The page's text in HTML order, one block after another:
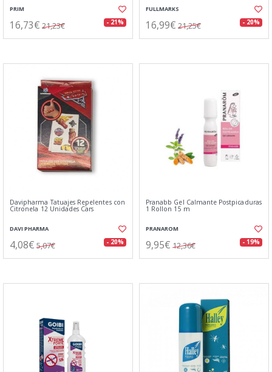
PRIM
16,73€ 21,23€ - 21%
FULLMARKS
16,99€ 21,25€ - 20%
Davipharma Tatuajes Repelentes con
Citronela 12 Unidades Cars
DAVI PHARMA
4,08€ 5,07€ - 20%
Pranabb Gel Calmante Postpicaduras
1 Rollon 15 m
PRANAROM
9,95€ 12,36€ - 19%